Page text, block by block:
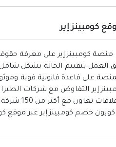
كومبينز إير
كومبينز إير على معرفة
العمل بتقييم الحالة بشكل
على قاعدة قانونية قوية
إير التفاوض مع شركات
مع أكثر من 150 شركة طيران دولية حول العالم.
خصم كومبينز إير عبر